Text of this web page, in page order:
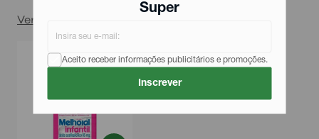
Super
Aceito receber informações publicitários e promoções.
Inscrever
Ver todos